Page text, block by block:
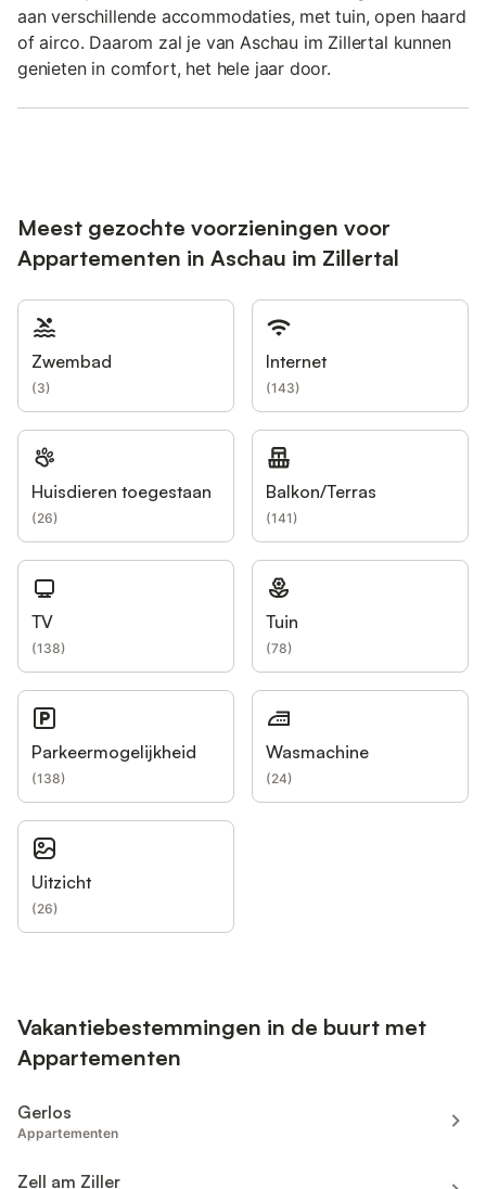
aan verschillende accommodaties, met tuin, open haard
of airco. Daarom zal je van Aschau im Zillertal kunnen
genieten in comfort, het hele jaar door.
Meest gezochte voorzieningen voor
Appartementen in Aschau im Zillertal
Zwembad
(3)
Internet
(143)
Huisdieren toegestaan
(26)
Balkon/Terras
(141)
TV
(138)
Tuin
(78)
Parkeermogelijkheid
(138)
Wasmachine
(24)
Uitzicht
(26)
Vakantiebestemmingen in de buurt met
Appartementen
Gerlos
Appartementen
Zell am Ziller